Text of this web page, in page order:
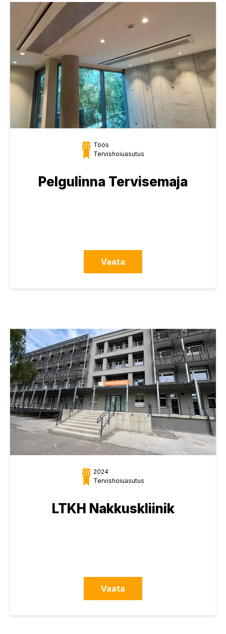
Töös
Tervishoiuasutus
Pelgulinna Tervisemaja
Vaata
2024
Tervishoiuasutus
LTKH Nakkuskliinik
Vaata